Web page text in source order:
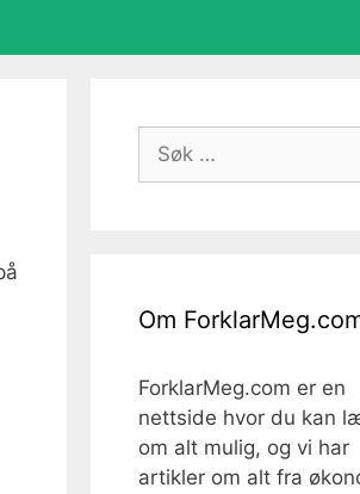
Søk
etter:
Om
ForklarMeg.com er en
nettside hvor du kan
om alt mulig, og vi har
artikler om alt fra